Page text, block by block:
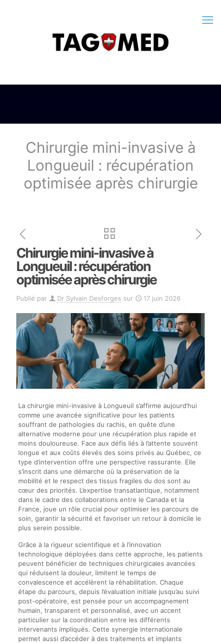
Chirurgie mini-invasive à
Longueuil : récupération
optimisée après chirurgie
Chirurgie mini-invasive à
Longueuil : récupération
optimisée après chirurgie
Publié par Dr Sylvain Desforges sur 17 juin 2026
La chirurgie mini-invasive à Longueuil s’affirme aujourd’hui
comme une avancée significative pour les patients
souffrant de pathologies du rachis, en quête d’une
alternative moderne pour une récupération plus rapide et
moins douloureuse. Face aux défis liés à l’attente souvent
longue et aux coûts élevés des soins privés au Québec, ce
type d’intervention offre une perspective rassurante. Elle
s’inscrit dans une démarche où la préservation de la
mobilité et le respect des tissus fragiles du dos sont au
cœur des priorités. L’expertise transatlantique, notamment
dans le cadre des collaborations entre le Canada et la
France, joue un rôle crucial pour optimiser les parcours de
soin, garantir la sécurité et favoriser un retour à domicile le
plus serein possible.
Grâce à la rigueur scientifique et à l’innovation
technologique déployées dans cette approche, les patients
peuvent bénéficier de techniques chirurgicales avancées
qui réduisent la douleur, limitent le temps de
convalescence et accélèrent la réhabilitation. Chaque
étape du parcours, depuis l’évaluation initiale jusqu’au suivi
post-opératoire, est pensée pour un accompagnement
humain, transparent et personnalisé, avec un accent
particulier sur la coordination entre les différents
intervenants impliqués. Cette synergie internationale
permet aussi d’accéder à des traitements et implants